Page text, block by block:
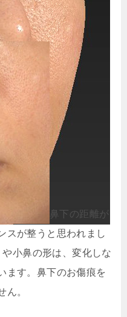
鼻下の距離が
スが整うと思われまし
小鼻の形は、変化しな
ます。鼻下のお傷痕を
ん。